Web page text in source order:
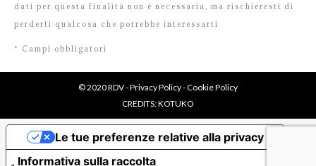
dati per questa finalità non è necessaria, ma rischieresti di
perderti qualcosa che potrebbe interessarti
* Campi obbligatori
© 2020 RDV -Privacy Policy-Cookie Policy
CREDITS:KOTUKO
Informativa sulla raccolta
Le tue preferenze relative alla privacy